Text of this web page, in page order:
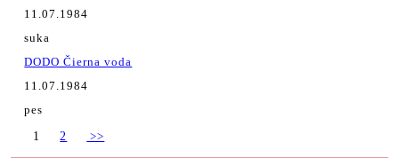
11.07.1984
suka
DODO Čierna voda
11.07.1984
pes
1
2 >>